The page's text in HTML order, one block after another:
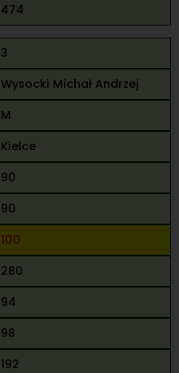
474
3
Wysocki Michał Andrzej
M
Kielce
90
90
100
280
94
98
192